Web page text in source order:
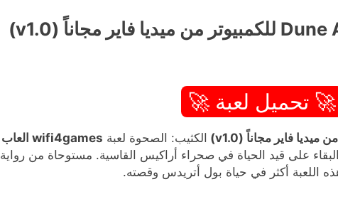
🚀 تحميل لعبة 🚀
الكثيب: الصحوة لعبة
wifi4games العاب
على قيد الحياة في صحراء أراكيس القاسية. مستوحاة من رواية
اللعبة أكثر في حياة بول أتريدس وقصته.